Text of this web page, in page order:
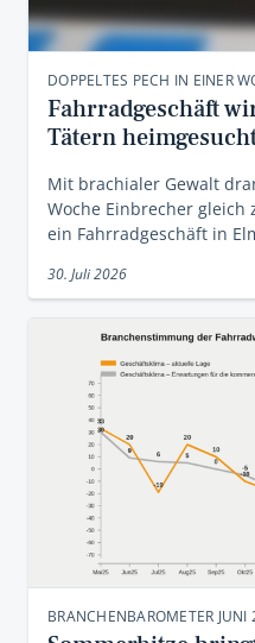
DOPPELTES PECH IN EINER
Fahrradgeschäft
Tätern
Mit brachialer Gewalt
Woche Einbrecher
ein Fahrradgeschäft in
30. Juli 2026
BRANCHENBAROMETER JUNI